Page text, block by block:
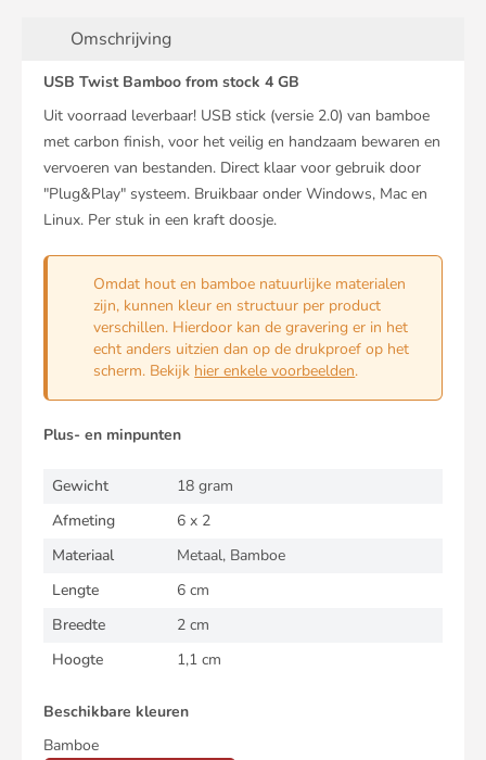
Omschrijving
USB Twist Bamboo from stock 4 GB
Uit voorraad leverbaar! USB stick (versie 2.0) van bamboe
met carbon finish, voor het veilig en handzaam bewaren en
vervoeren van bestanden. Direct klaar voor gebruik door
"Plug&Play" systeem. Bruikbaar onder Windows, Mac en
Linux. Per stuk in een kraft doosje.
Omdat hout en bamboe natuurlijke materialen
zijn, kunnen kleur en structuur per product
verschillen. Hierdoor kan de gravering er in het
echt anders uitzien dan op de drukproef op het
scherm. Bekijk hier enkele voorbeelden.
Plus- en minpunten
Gewicht
18 gram
Afmeting
6 x 2
Materiaal
Metaal, Bamboe
Lengte
6 cm
Breedte
2 cm
Hoogte
1,1 cm
Beschikbare kleuren
Bamboe